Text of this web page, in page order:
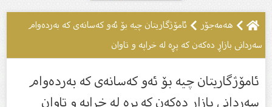
هەمەجۆر
ئامۆژگاریتان چیە بۆ ئەو کەسانەى کە بەردەوام
سەردانى بازاڕ دەکەن کە پڕە لە خراپە و تاوان
ئامۆژگاریتان چیە بۆ ئەو کەسانەى کە بەردەوام
سەردانى بازاڕ دەکەن کە پڕە لە خراپە و تاوان